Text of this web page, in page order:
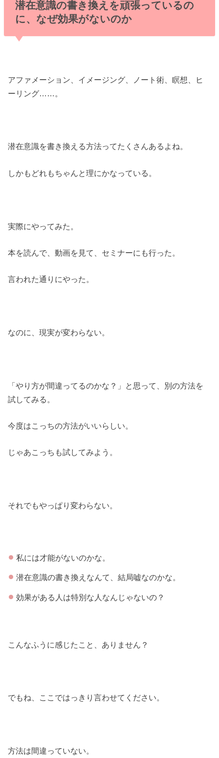
潜在意識の書き換えを頑張っているの
に、なぜ効果がないのか
アファメーション、イメージング、ノート術、瞑想、ヒ
ーリング……。
潜在意識を書き換える方法ってたくさんあるよね。
しかもどれもちゃんと理にかなっている。
実際にやってみた。
本を読んで、動画を見て、セミナーにも行った。
言われた通りにやった。
なのに、現実が変わらない。
「やり方が間違ってるのかな？」と思って、別の方法を
試してみる。
今度はこっちの方法がいいらしい。
じゃあこっちも試してみよう。
それでもやっぱり変わらない。
私には才能がないのかな。
潜在意識の書き換えなんて、結局嘘なのかな。
効果がある人は特別な人なんじゃないの？
こんなふうに感じたこと、ありません？
でもね、ここではっきり言わせてください。
方法は間違っていない。